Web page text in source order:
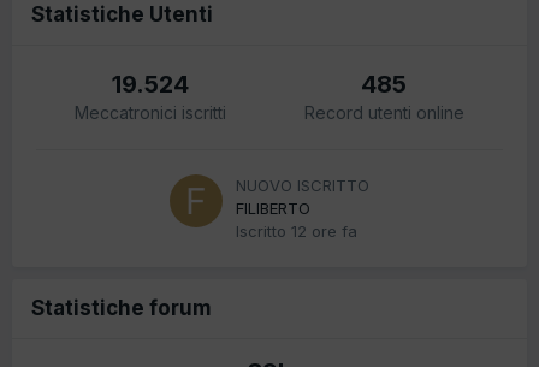
Statistiche Utenti
19.524
Meccatronici iscritti
485
Record utenti online
NUOVO ISCRITTO
FILIBERTO
Iscritto 12 ore fa
Statistiche forum